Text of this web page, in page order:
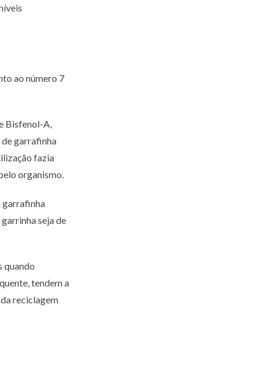
ao número 7
Bisfenol-A,
de garrafinha
fazia
organismo.
garrafinha
seja de
quando
tendem a
reciclagem